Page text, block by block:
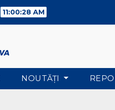
11:00:28 AM
NOUTĂŢI